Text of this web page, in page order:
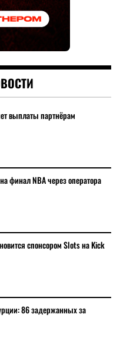
выплаты партнёрам
финал NBA через оператора
спонсором Slots на Kick
86 задержанных за